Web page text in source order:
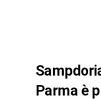
Parma è